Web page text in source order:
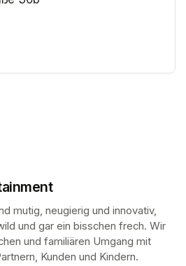
mutig, neugierig und innovativ,
und gar ein bisschen frech. Wir
und familiären Umgang mit
Kunden und Kindern.